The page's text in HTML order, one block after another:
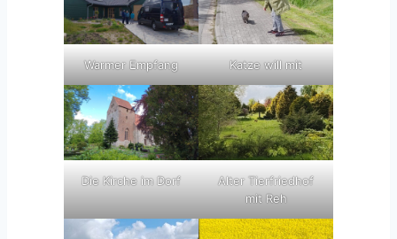
Warmer Empfang Katze will mit
Die Kirche im Dorf
Alter Tierfriedhof
mit Reh